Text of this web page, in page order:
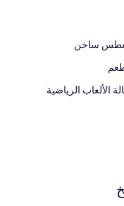
ساخن
الألعاب الرياضية